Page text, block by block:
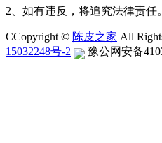
2、如有违反，将追究法律责任。
CCopyright © 陈皮之家 All
15032248号-2
豫公网安备